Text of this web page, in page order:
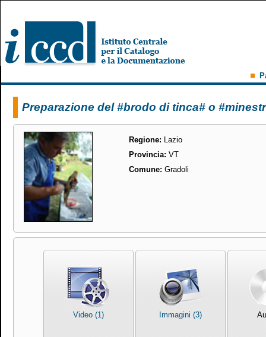
Preparazione del #brodo di tinca# o
Regione: Lazio
Provincia: VT
Comune: Gradoli
Video (1) Immagini (3)